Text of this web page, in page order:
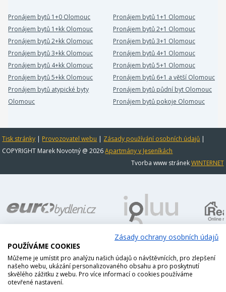
Pronájem bytů 1+0 Olomouc
Pronájem bytů 1+1 Olomouc
Pronájem bytů 1+kk Olomouc
Pronájem bytů 2+1 Olomouc
Pronájem bytů 2+kk Olomouc
Pronájem bytů 3+1 Olomouc
Pronájem bytů 3+kk Olomouc
Pronájem bytů 4+1 Olomouc
Pronájem bytů 4+kk Olomouc
Pronájem bytů 5+1 Olomouc
Pronájem bytů 5+kk Olomouc
Pronájem bytů 6+1 a větší Olomouc
Pronájem bytů atypické byty
Olomouc
Pronájem bytů půdní byt Olomouc
Pronájem bytů pokoje Olomouc
Tisk stránky | Provozovatel webu | Zásady používání osobních údajů |
COPYRIGHT Marek Novotný @ 2026Apartmány v Jeseníkách
Tvorba www stránekWINTERNET
Zásady ochrany osobních údajů
POUŽÍVÁME COOKIES
Můžeme je umístit pro analýzu našich údajů o návštěvnících, pro zlepšení
našeho webu, ukázání personalizovaného obsahu a pro poskytnutí
skvělého zážitku z webu. Pro více informací o cookies používáme
otevřené nastavení.